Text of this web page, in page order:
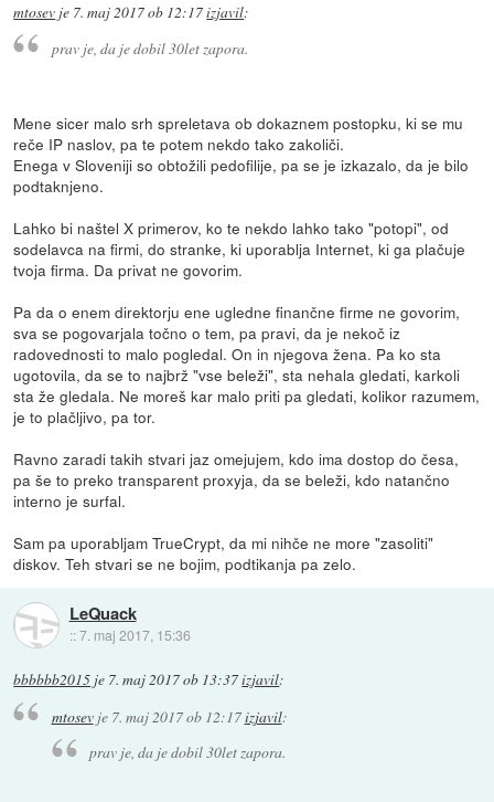
mtosev je 7. maj 2017 ob 12:17izjavil:
prav je, da je dobil 30let zapora.
Mene sicer malo srh spreletava ob dokaznem postopku, ki se mu
reče IP naslov, pa te potem nekdo tako zakoliči.
Enega v Sloveniji so obtožili pedofilije, pa se je izkazalo, da je bilo
podtaknjeno.
Lahko bi naštel X primerov, ko te nekdo lahko tako "potopi", od
sodelavca na firmi, do stranke, ki uporablja Internet, ki ga plačuje
tvoja firma. Da privat ne govorim.
Pa da o enem direktorju ene ugledne finančne firme ne govorim,
sva se pogovarjala točno o tem, pa pravi, da je nekoč iz
radovednosti to malo pogledal. On in njegova žena. Pa ko sta
ugotovila, da se to najbrž "vse beleži", sta nehala gledati, karkoli
sta že gledala. Ne moreš kar malo priti pa gledati, kolikor razumem,
je to plačljivo, pa tor.
Ravno zaradi takih stvari jaz omejujem, kdo ima dostop do česa,
pa še to preko transparent proxyja, da se beleži, kdo natančno
interno je surfal.
Sam pa uporabljam TrueCrypt, da mi nihče ne more "zasoliti"
diskov. Teh stvari se ne bojim, podtikanja pa zelo.
LeQuack
::7. maj 2017, 15:36
bbbbbb2015 je 7. maj 2017 ob 13:37izjavil:
mtosevje 7. maj 2017 ob 12:17izjavil:
prav je, da je dobil 30let zapora.